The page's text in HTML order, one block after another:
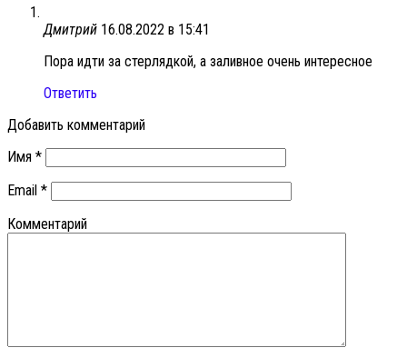
Дмитрий 16.08.2022 в 15:41
Пора идти за стерлядкой, а заливное очень интересное
Ответить
Добавить комментарий
Имя *
Email *
Комментарий